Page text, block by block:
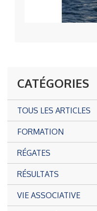
CATÉGORIES
TOUS LES ARTICLES
FORMATION
RÉGATES
RÉSULTATS
VIE ASSOCIATIVE